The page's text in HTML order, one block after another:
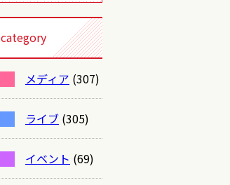
category
メディア (307)
ライブ (305)
イベント (69)